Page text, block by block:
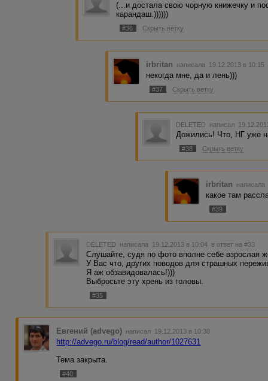
(...и достала свою чорную книжечку и
карандаш.))))))
#36 Скрыть ветку
irbritan написала 19.12.2013 в 10:15
некогда мне, да и лень)))
#37 Скрыть ветку
DELETED написал
Дожились! Что, НГ уже
#38 Скрыть ветку
irbritan
какое там
#39
DELETED написала 19.12.2013 в 10:04 в ответ на #33
Слушайте, судя по фото вполне себе взрослая
У Вас что, других поводов для страшных
Я аж обзавидовалась!)))
Выбросьте эту хрень из головы.
#35
Евгений (advego) написал 19.12.2013 в 10:38
http://advego.ru/blog/read/author/1027631
Тема закрыта.
#40